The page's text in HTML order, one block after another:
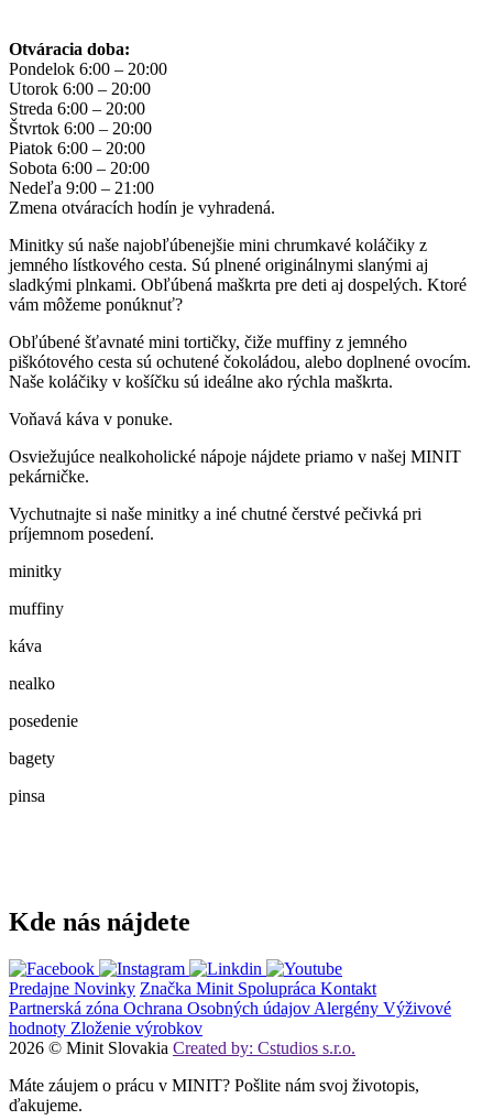
Otváracia doba:
Pondelok 6:00 – 20:00
Utorok 6:00 – 20:00
Streda 6:00 – 20:00
Štvrtok 6:00 – 20:00
Piatok 6:00 – 20:00
Sobota 6:00 – 20:00
Nedeľa 9:00 – 21:00
Zmena otváracích hodín je vyhradená.
Minitky sú naše najobľúbenejšie mini chrumkavé koláčiky z
jemného lístkového cesta. Sú plnené originálnymi slanými aj
sladkými plnkami. Obľúbená maškrta pre deti aj dospelých. Ktoré
vám môžeme ponúknuť?
Obľúbené šťavnaté mini tortičky, čiže muffiny z jemného
piškótového cesta sú ochutené čokoládou, alebo doplnené ovocím.
Naše koláčiky v košíčku sú ideálne ako rýchla maškrta.
Voňavá káva v ponuke.
Osviežujúce nealkoholické nápoje nájdete priamo v našej MINIT
pekárničke.
Vychutnajte si naše minitky a iné chutné čerstvé pečivká pri
príjemnom posedení.
minitky
muffiny
káva
nealko
posedenie
bagety
pinsa
Kde nás nájdete
Predajne Novinky Značka Minit Spolupráca Kontakt
Partnerská zóna Ochrana Osobných údajov Alergény Výživové
hodnoty Zloženie výrobkov
2026 © Minit Slovakia Created by: Cstudios s.r.o.
Máte záujem o prácu v MINIT? Pošlite nám svoj životopis,
ďakujeme.